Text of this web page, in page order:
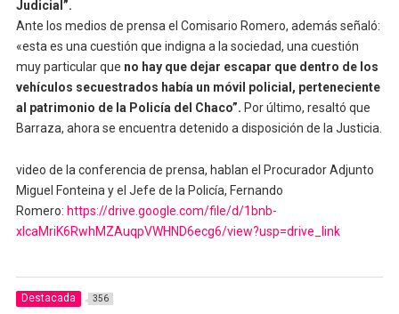
Judicial”.
Ante los medios de prensa el Comisario Romero, además señaló:
«esta es una cuestión que indigna a la sociedad, una cuestión
muy particular que no hay que dejar escapar que dentro de los
vehículos secuestrados había un móvil policial, perteneciente
al patrimonio de la Policía del Chaco”. Por último, resaltó que
Barraza, ahora se encuentra detenido a disposición de la Justicia.
video de la conferencia de prensa, hablan el Procurador Adjunto
Miguel Fonteina y el Jefe de la Policía, Fernando
Romero: https://drive.google.com/file/d/1bnb-
xlcaMriK6RwhMZAuqpVWHND6ecg6/view?usp=drive_link
Destacada 356